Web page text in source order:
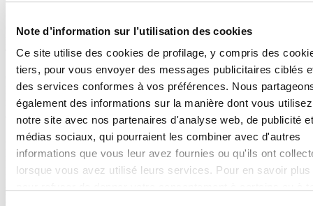
Note d’information sur l’utilisation des cookies
Ce site utilise des cookies de profilage, y compris des
tiers, pour vous envoyer des messages publicitaires ciblés
des services conformes à vos préférences. Nous
également des informations sur la manière dont vous utilisez
notre site avec nos partenaires d'analyse web, de publicité
médias sociaux, qui pourraient les combiner avec d'autres
informations que vous leur avez fournies ou qu'ils ont
lorsque vous avez utilisé leurs services. Pour en savoir plus
Sirone, Ceramica Sant’Agostino, Edimax Astor, Fap, Fincibec
Ceramica, Keope, Keradom, LaFaenza, M.I.P.A., Marca Corona,
Terratinta, Unicom.
On trouve également un point d’information Ceramics of Italy /
ICE, utile pour en savoir plus sur les caractéristiques des céramiques
italiennes et les possibilités infinies d’utilisation, ainsi que sur les
aspects de durabilité qui les caractérisent.
Avec 2.377 marques exposants, dont 60% internationaux en
provenance de 59 pays lors de la dernière édition en janvier 2025,
Maison&Objet Paris a dépassé les 96.000 visites, dont plus de 44%
internationaux, en provenance de 149 pays ; parmi eux, les
prescripteurs (architectes et contract) ont représenté le 36% et les